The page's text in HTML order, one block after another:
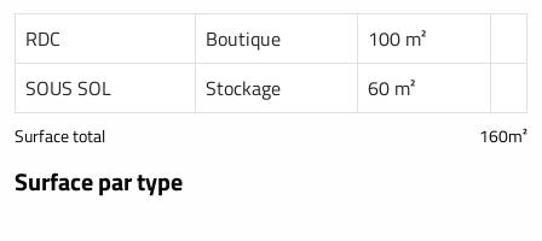
RDC Boutique
100 m²
SOUS SOL
Stockage 60 m²
Surface total 160m²
Surface par type